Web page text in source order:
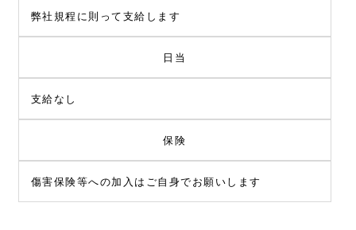
弊社規程に則って支給します
日当
支給なし
保険
傷害保険等への加入はご自身でお願いします